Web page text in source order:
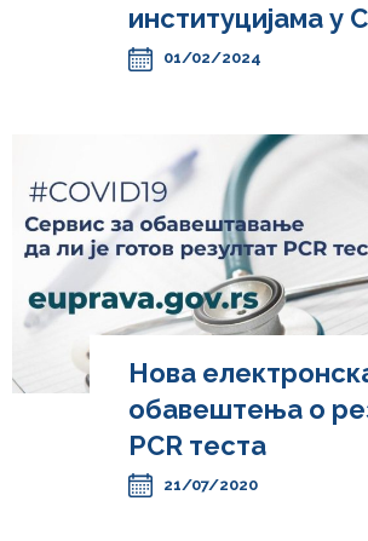
институцијама у
01/02/2024
Нова
обавештења о
PCR теста
21/07/2020